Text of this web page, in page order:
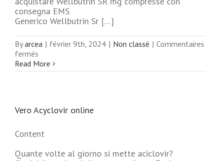
consegna EMS
Generico Wellbutrin Sr […]
Byarcea | février 9th, 2024 | Non classé | Commentaires
fermés
Wellbutrin
SR
miglior
arcea-
Read More
Vero Acyclovir online
Content
Quante volte al giorno si mette aciclovir?